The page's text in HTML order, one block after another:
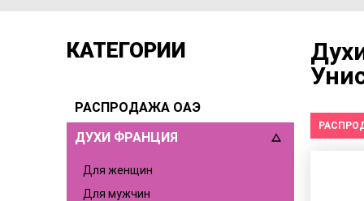
КАТЕГОРИИ
РАСПРОДАЖА ОАЭ
ДУХИ ФРАНЦИЯ
Для женщин
Для мужчин